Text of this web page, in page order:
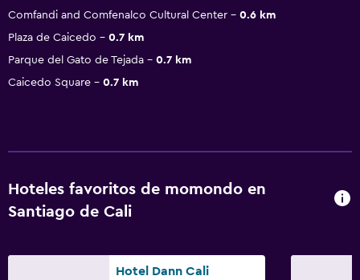
Comfandi and Comfenalco Cultural Center
0.6 km
Plaza de Caicedo
0.7 km
Parque del Gato de Tejada
0.7 km
Caicedo Square
0.7 km
Hoteles favoritos de momondo en
Santiago de Cali
Hotel Dann Cali